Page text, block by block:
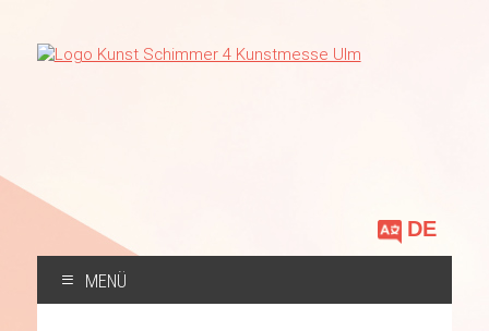
Sprache
auswählen
MENÜ